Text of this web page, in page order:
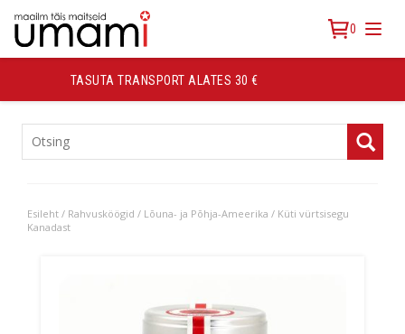
0
KAUP KÄTTE 2-3 PÄEVAGA
TOOTEKATEGOORIAD
Esileht / Rahvusköögid / Lõuna- ja Põhja-Ameerika / Küti vürtsisegu
Kanadast